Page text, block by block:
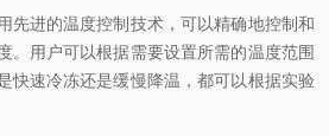
进的温度控制技术，可以精确地控制和
。用户可以根据需要设置所需的温度范围
快速冷冻还是缓慢降温，都可以根据实验